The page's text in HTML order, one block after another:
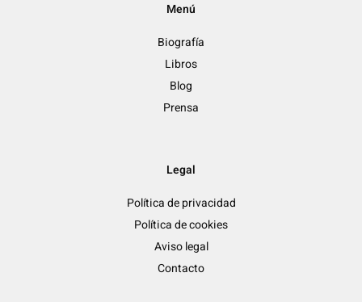
Menú
Biografía
Libros
Blog
Prensa
Legal
Política de privacidad
Política de cookies
Aviso legal
Contacto